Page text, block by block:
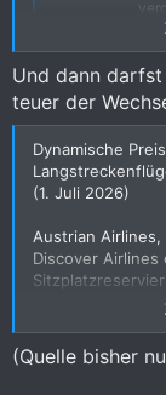
Demnächst wird
bieten sie 10er-
Die ganzen
Kunden
Und dann
teuer der
Dynamische
(1. Juli 2026)
Austrian Airlines,
Discover
Preise für
orientieren sich
an der
zu
(Quelle bisher